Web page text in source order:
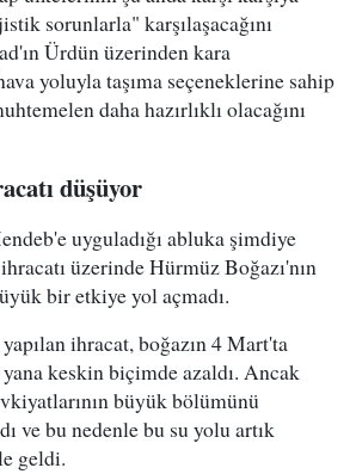
sorunlarla" karşılaşacağını
Ürdün üzerinden kara
yoluyla taşıma seçeneklerine sahip
daha hazırlıklı olacağını
düşüyor
uyguladığı abluka şimdiye
üzerinde Hürmüz Boğazı'nın
bir etkiye yol açmadı.
ihracat, boğazın 4 Mart'ta
keskin biçimde azaldı. Ancak
büyük bölümünü
ve bu nedenle bu su yolu artık
geldi.